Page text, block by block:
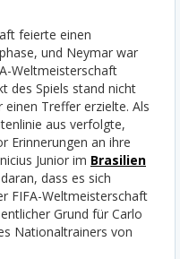
feierte einen
und Neymar war
Weltmeisterschaft
des Spiels stand nicht
einen Treffer erzielte. Als
aus verfolgte,
Erinnerungen an ihre
Junior im Brasilien
dass es sich
FIFA-Weltmeisterschaft
Grund für Carlo
Nationaltrainers von